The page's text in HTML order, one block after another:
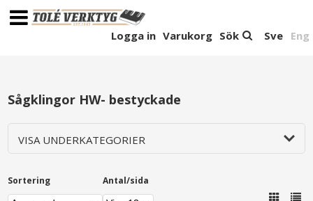
Sve Eng
Sök
Varukorg
Logga in
Sågklingor HW- bestyckade
VISA UNDERKATEGORIER
Sortering Antal/sida